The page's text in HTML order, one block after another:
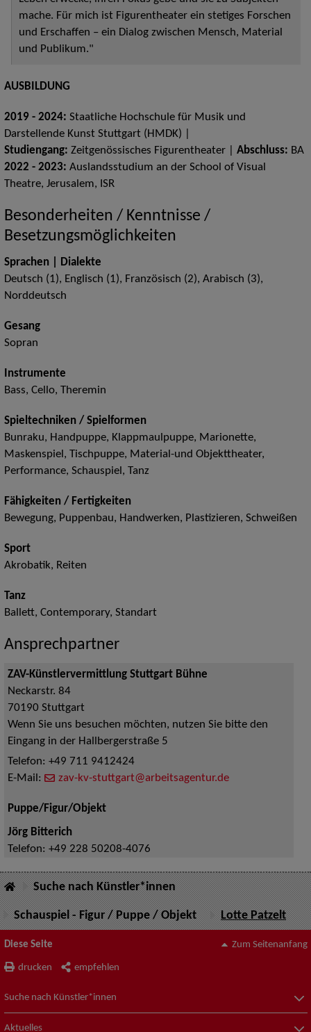
mache. Für mich ist Figurentheater ein stetiges Forschen
und Erschaffen – ein Dialog zwischen Mensch, Material
und Publikum."
AUSBILDUNG
2019 - 2024: Staatliche Hochschule für Musik und
Darstellende Kunst Stuttgart (HMDK) |
Studiengang: Zeitgenössisches Figurentheater | Abschluss: BA
2022 - 2023: Auslandsstudium an der School of Visual
Theatre, Jerusalem, ISR
Besonderheiten / Kenntnisse /
Besetzungsmöglichkeiten
Sprachen | Dialekte
Deutsch (1), Englisch (1), Französisch (2), Arabisch (3),
Norddeutsch
Gesang
Sopran
Instrumente
Bass, Cello, Theremin
Spieltechniken / Spielformen
Bunraku, Handpuppe, Klappmaulpuppe, Marionette,
Maskenspiel, Tischpuppe, Material-und Objekttheater,
Performance, Schauspiel, Tanz
Fähigkeiten / Fertigkeiten
Bewegung, Puppenbau, Handwerken, Plastizieren, Schweißen
Sport
Akrobatik, Reiten
Tanz
Ballett, Contemporary, Standart
Ansprechpartner
ZAV-Künstlervermittlung Stuttgart Bühne
Neckarstr. 84
70190 Stuttgart
Wenn Sie uns besuchen möchten, nutzen Sie bitte den
Eingang in der Hallbergerstraße 5
Telefon: +49 711 9412424
E-Mail:
zav-kv-stuttgart@arbeitsagentur.de
Puppe/Figur/Objekt
Jörg Bitterich
Telefon: +49 228 50208-4076
Suche nach Künstler*innen
Schauspiel - Figur / Puppe / Objekt Lotte Patzelt
Diese Seite
drucken empfehlen
Zum Seitenanfang
Suche nach Künstler*innen
Aktuelles